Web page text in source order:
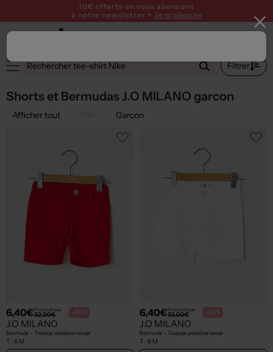
10€ offerts en vous abonnant
à notre newsletter > Je m'abonne
Filtrer
Shorts et Bermudas J.O MILANO garcon
Afficher tout Garçon
6,40€Prix boutique :
32,00€ -80%
J.O MILANO
Bermuda - Tissage popeline rouge
T : 6 M
6,40€Prix boutique :
32,00€ -80%
J.O MILANO
Bermuda - Tissage popeline beige
T : 6 M